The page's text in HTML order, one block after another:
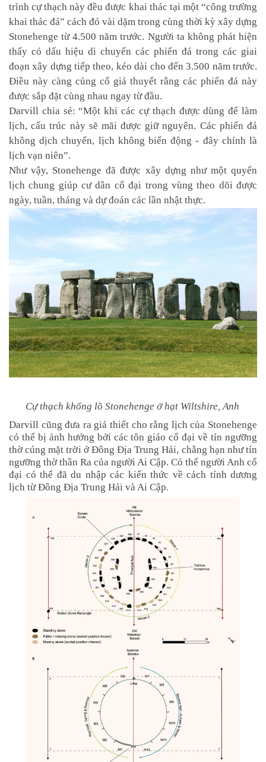
trình cự thạch này đều được khai thác tại một “công trường
khai thác đá” cách đó vài dặm trong cùng thời kỳ xây dựng
Stonehenge từ 4.500 năm trước. Người ta không phát hiện
thấy có dấu hiệu di chuyển các phiến đá trong các giai
đoạn xây dựng tiếp theo, kéo dài cho đến 3.500 năm trước.
Điều này càng củng cố giả thuyết rằng các phiến đá này
được sắp đặt cùng nhau ngay từ đầu.
Darvill chia sẻ: “Một khi các cự thạch được dùng để làm
lịch, cấu trúc này sẽ mãi được giữ nguyên. Các phiến đá
không dịch chuyển, lịch không biến động - đây chính là
lịch vạn niên”.
Như vậy, Stonehenge đã được xây dựng như một quyển
lịch chung giúp cư dân cổ đại trong vùng theo dõi được
ngày, tuần, tháng và dự đoán các lần nhật thực.
Cự thạch khổng lồ Stonehenge ở hạt Wiltshire, Anh
Darvill cũng đưa ra giả thiết cho rằng lịch của Stonehenge
có thể bị ảnh hưởng bởi các tôn giáo cổ đại về tín ngưỡng
thờ cúng mặt trời ở Đông Địa Trung Hải, chẳng hạn như tín
ngưỡng thờ thần Ra của người Ai Cập. Có thể người Anh cổ
đại có thể đã du nhập các kiến thức về cách tính dương
lịch từ Đông Địa Trung Hải và Ai Cập.